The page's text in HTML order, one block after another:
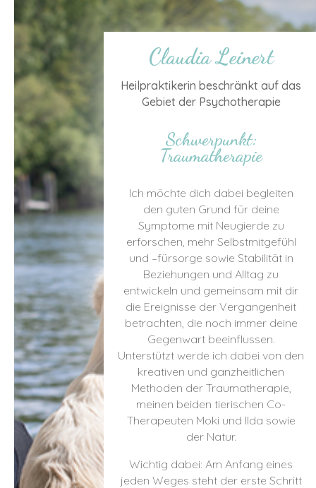
Claudia Leinert
Heilpraktikerin beschränkt auf das
Gebiet der Psychotherapie
Schwerpunkt:
Traumatherapie
Ich möchte dich dabei begleiten
den guten Grund für deine
Symptome mit Neugierde zu
erforschen, mehr Selbstmitgefühl
und –fürsorge sowie Stabilität in
Beziehungen und Alltag zu
entwickeln und gemeinsam mit dir
die Ereignisse der Vergangenheit
betrachten, die noch immer deine
Gegenwart beeinflussen.
Unterstützt werde ich dabei von den
kreativen und ganzheitlichen
Methoden der Traumatherapie,
meinen beiden tierischen Co-
Therapeuten Moki und Ilda sowie
der Natur.
Wichtig dabei: Am Anfang eines
jeden Weges steht der erste Schritt